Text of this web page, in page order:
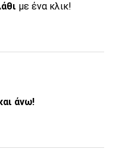
με ένα κλικ!
άνω!